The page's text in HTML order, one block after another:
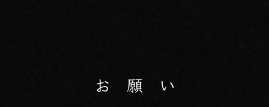
お 願 い